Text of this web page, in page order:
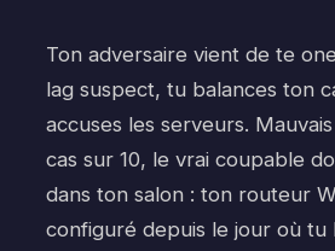
Ton adversaire vient de te
lag suspect, tu balances ton
accuses les serveurs.
cas sur 10, le vrai coupable
dans ton salon : ton routeur
configuré depuis le jour où tu